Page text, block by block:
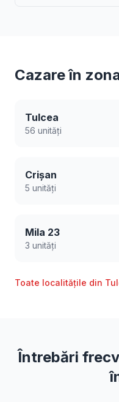
Cazare în
Tulcea
56 unități
Crișan
5 unități
Mila 23
3 unități
Toate localitățile din
Întrebări